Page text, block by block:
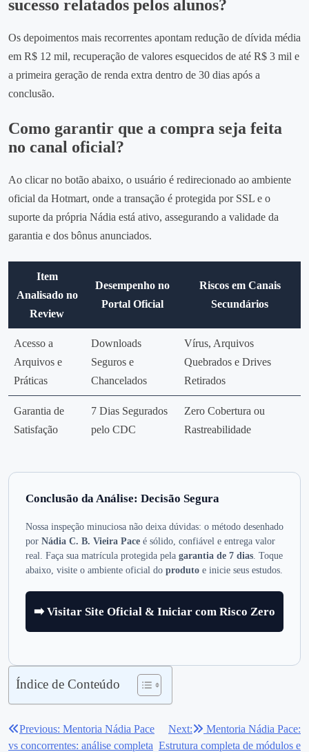
sucesso relatados pelos alunos?
Os depoimentos mais recorrentes apontam redução de dívida média
em R$ 12 mil, recuperação de valores esquecidos de até R$ 3 mil e
a primeira geração de renda extra dentro de 30 dias após a
conclusão.
Como garantir que a compra seja feita
no canal oficial?
Ao clicar no botão abaixo, o usuário é redirecionado ao ambiente
oficial da Hotmart, onde a transação é protegida por SSL e o
suporte da própria Nádia está ativo, assegurando a validade da
garantia e dos bônus anunciados.
Item
Analisado no
Review
Desempenho no
Portal Oficial
Riscos em Canais
Secundários
Acesso a
Arquivos e
Práticas
Downloads
Seguros e
Chancelados
Vírus, Arquivos
Quebrados e Drives
Retirados
Garantia de
Satisfação
7 Dias Segurados
pelo CDC
Zero Cobertura ou
Rastreabilidade
Conclusão da Análise: Decisão Segura
Nossa inspeção minuciosa não deixa dúvidas: o método desenhado
por Nádia C. B. Vieira Pace é sólido, confiável e entrega valor
real. Faça sua matrícula protegida pela garantia de 7 dias . Toque
abaixo, visite o ambiente oficial do produto e inicie seus estudos.
➡️ Visitar Site Oficial & Iniciar com Risco Zero
Índice de Conteúdo
Navegação
Previous: Mentoria Nádia Pace
vs concorrentes: análise completa
Next:
Mentoria Nádia Pace:
Estrutura completa de módulos e